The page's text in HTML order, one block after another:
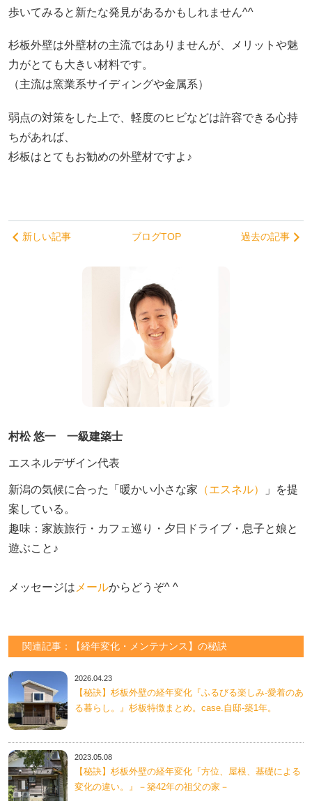
歩いてみると新たな発見があるかもしれません^^
杉板外壁は外壁材の主流ではありませんが、メリットや魅
力がとても大きい材料です。
（主流は窯業系サイディングや金属系）
弱点の対策をした上で、軽度のヒビなどは許容できる心持
ちがあれば、
杉板はとてもお勧めの外壁材ですよ♪
新しい記事 ブログTOP 過去の記事
村松 悠一 一級建築士
エスネルデザイン代表
新潟の気候に合った「暖かい小さな家 （エスネル）
」を提
案している。
趣味：家族旅行・カフェ巡り・夕日ドライブ・息子と娘と
遊ぶこと♪
メッセージは メールからどうぞ^ ^
関連記事：【経年変化・メンテナンス】の秘訣
2026.04.23
【秘訣】杉板外壁の経年変化『ふるびる楽しみ-愛着のあ
る暮らし。』杉板特徴まとめ。case.自邸-築1年。
2023.05.08
【秘訣】杉板外壁の経年変化『方位、屋根、基礎による
変化の違い。』－築42年の祖父の家－